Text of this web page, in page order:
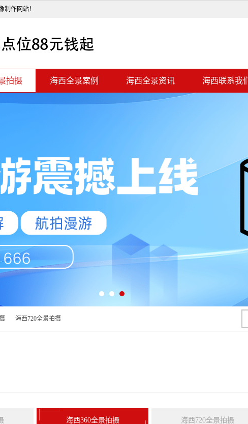
制作网站！
拍摄 海西全景案例 海西全景资讯 海西联系我们
海西720全景拍摄
海西360全景拍摄 海西720全景拍摄